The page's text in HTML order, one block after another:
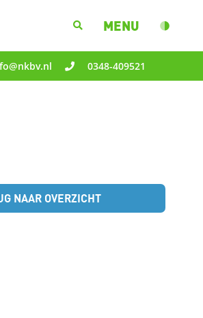
MENU
0348-409521
NAAR OVERZICHT